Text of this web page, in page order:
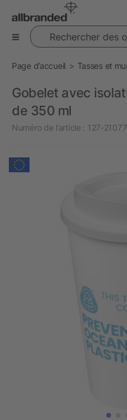
Rechercher des objets
Page d’accueil Tasses et
Gobelet avec
de 350 ml
Numéro de l’article : 127-